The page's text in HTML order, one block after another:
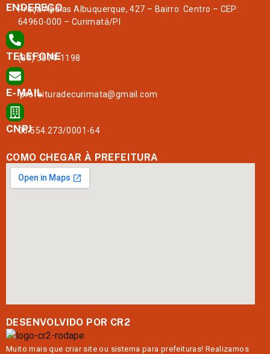
ENDEREÇO
Praça Abdias Albuquerque, 427 – Bairro: Centro – CEP:
64960-000 – Curimatá/PI
TELEFONE
(89) 3574-1198
E-MAIL
prefeituradecurimata@gmail.com
CNPJ
06.554.273/0001-64
COMO CHEGAR À PREFEITURA
DESENVOLVIDO POR CR2
Muito mais quecriar site ou sistema para prefeituras! Realizamos